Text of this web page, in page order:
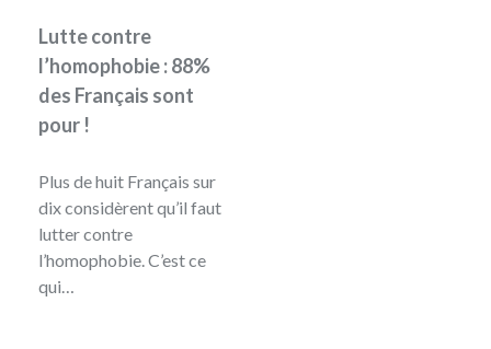
Lutte contre
l’homophobie : 88%
des Français sont
pour !
Plus de huit Français sur
dix considèrent qu’il faut
lutter contre
l’homophobie. C’est ce
qui…